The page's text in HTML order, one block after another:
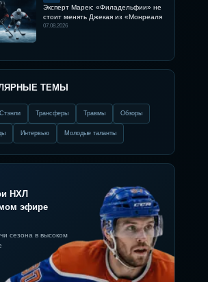
Эксперт Марек: «Филадельфии» не
стоит менять Джекая из «Монреаля
07.08.2026
ТЕМЫ
Трансферы Травмы Обзоры
Интервью Молодые таланты
НХЛ
эфире
сезона в высоком